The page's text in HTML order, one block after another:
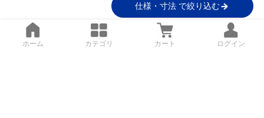
仕様・寸法 で絞り込む
ホーム カテゴリ カート ログイン